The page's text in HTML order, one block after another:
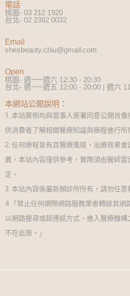
電話
桃園- 03 212 1920
台北- 02 2382 0032
Email
shesbeauty.chiu@gmail.com
Open
桃園- 週一~週六 12:30 - 20:30
台北- 週一~週五 12:00 - 20:00 | 週六
本網站公開說明：
1. 本站案例均與當事人簽署同意公開肖
供消費者了解相關醫療知識與療程進行所
2. 任何療程皆有其醫療風險，治療效果
異，本站內容僅供參考，實際須由醫師
定。
3. 本站內容係屬新顏診所所有，請勿任意
4.「禁止任何網際網路服務業者轉錄其網
以網路搜尋或超連結方式，進入醫療機構
不在此限。」